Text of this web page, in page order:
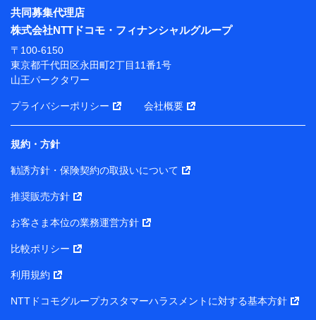
※ パーソナルデータダッシュボードの「第三者提供の
管理」の設定状態にかかわらず、共同利用する場合があ
ります。
※ dポイントクラブ会員ではないお客さま（2019年12
月11日以降、一度もdポイントクラブ会員であったこと
がないお客さまに限る）に関する、2019年12月10日以
前に取得した個人データは、こちら の利用目的の範囲内
当社は株式会社NTTドコモ・フィナンシャルグループ
との間で、以下のとおり個人データを共同利用しま
す。
【共同して利用される利用データの項目】
当社または株式会社NTTドコモ・フィナンシャルグルー
の個人データ
基本情報
性、連絡先、dポイントサービスのご利用に関する情報。例
共同募集代理店
株式会社NTTドコモ・フィナンシャルグループ
〒100-6150
東京都千代田区永田町2丁目11番1号
山王パークタワー
プライバシーポリシー 会社概要
規約・方針
勧誘方針・保険契約の取扱いについて
推奨販売方針
お客さま本位の業務運営方針
比較ポリシー
利用規約
NTTドコモグループカスタマーハラスメントに対する基本方針